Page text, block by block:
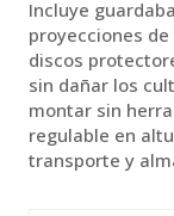
Incluye
proyecciones
discos
sin dañar los
montar sin
regulable en
transporte y